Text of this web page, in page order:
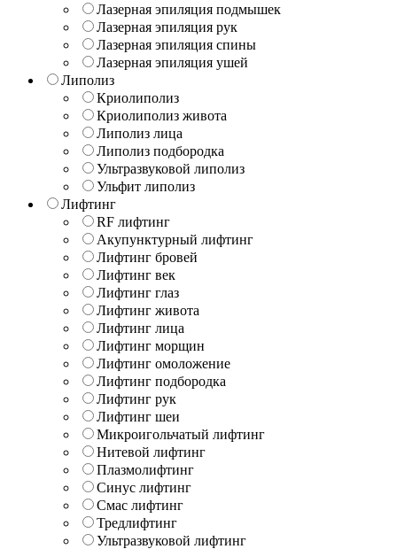
Лазерная эпиляция подмышек
Лазерная эпиляция рук
Лазерная эпиляция спины
Лазерная эпиляция ушей
Липолиз
Криолиполиз
Криолиполиз живота
Липолиз лица
Липолиз подбородка
Ультразвуковой липолиз
Ульфит липолиз
Лифтинг
RF лифтинг
Акупунктурный лифтинг
Лифтинг бровей
Лифтинг век
Лифтинг глаз
Лифтинг живота
Лифтинг лица
Лифтинг морщин
Лифтинг омоложение
Лифтинг подбородка
Лифтинг рук
Лифтинг шеи
Микроигольчатый лифтинг
Нитевой лифтинг
Плазмолифтинг
Синус лифтинг
Смас лифтинг
Тредлифтинг
Ультразвуковой лифтинг